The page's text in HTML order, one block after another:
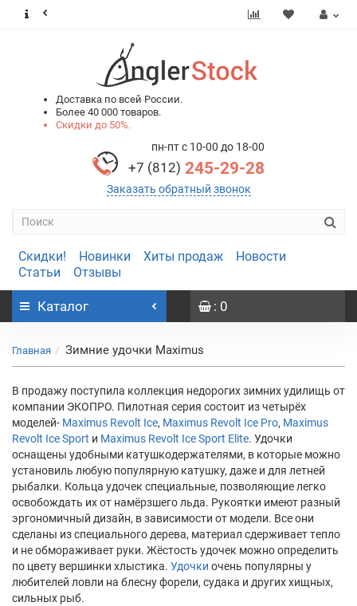
Доставка по всей России.
Более 40 000 товаров.
Скидки до 50%.
пн-пт с 10-00 до 18-00
+7 (812) 245-29-28
Заказать обратный звонок
Скидки! Новинки Хиты продаж
Новости
Статьи
Отзывы
Каталог : 0
Главная Зимние удочки Maximus
В продажу поступила коллекция недорогих зимних удилищь от
компании ЭКОПРО. Пилотная серия состоит из четырёх
моделей- Maximus Revolt Ice, Maximus Revolt Ice Pro, Maximus
Revolt Ice Sport и Maximus Revolt Ice Sport Elite. Удочки
оснащены удобными катушкодержателями, в которые можно
установиль любую популярную катушку, даже и для летней
рыбалки. Кольца удочек специальные, позволяющие легко
освобождать их от намёрзшего льда. Рукоятки имеют разный
эргономичный дизайн, в зависимости от модели. Все они
сделаны из специального дерева, материал сдерживает тепло
и не обмораживает руки. Жёстость удочек можно определить
по цвету вершинки хлыстика. Удочки очень популярны у
любителей ловли на блесну форели, судака и других хищных,
сильных рыб.